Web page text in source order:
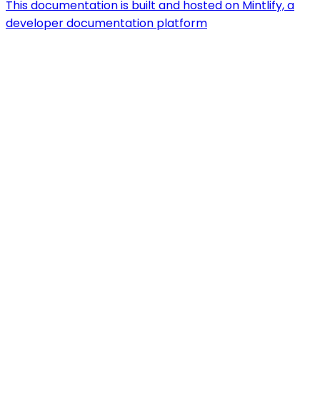
This documentation is built and hosted on Mintlify, a
developer documentation platform